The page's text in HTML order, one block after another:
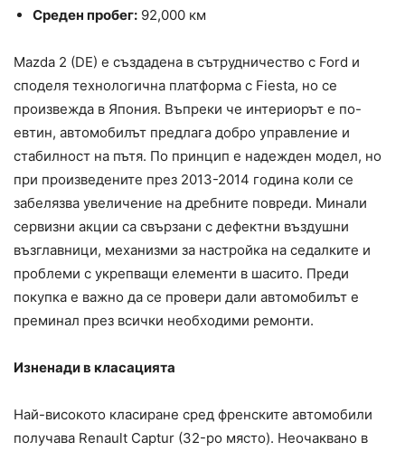
Среден пробег: 92,000 км
Mazda 2 (DE) е създадена в сътрудничество с Ford и
споделя технологична платформа с Fiesta, но се
произвежда в Япония. Въпреки че интериорът е по-
евтин, автомобилът предлага добро управление и
стабилност на пътя. По принцип е надежден модел, но
при произведените през 2013-2014 година коли се
забелязва увеличение на дребните повреди. Минали
сервизни акции са свързани с дефектни въздушни
възглавници, механизми за настройка на седалките и
проблеми с укрепващи елементи в шасито. Преди
покупка е важно да се провери дали автомобилът е
преминал през всички необходими ремонти.
Изненади в класацията
Най-високото класиране сред френските автомобили
получава Renault Captur (32-ро място). Неочаквано в